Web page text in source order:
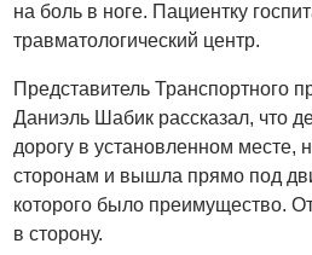
на боль в ноге. Пациентку
травматологический центр.
Представитель Транспортного
Даниэль Шабик рассказал, что
дорогу в установленном месте,
сторонам и вышла прямо под
которого было преимущество.
в сторону.